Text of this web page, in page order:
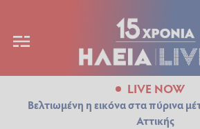
LIVE NOW
Βελτιωμένη η εικόνα στα πύρινα
Αττικής